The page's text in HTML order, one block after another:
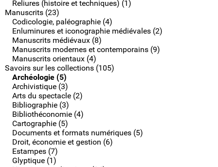
Reliures (histoire et techniques) (1)
Manuscrits (23)
Codicologie, paléographie (4)
Enluminures et iconographie médiévales (2)
Manuscrits médiévaux (8)
Manuscrits modernes et contemporains (9)
Manuscrits orientaux (4)
Savoirs sur les collections (105)
Archéologie (5)
Archivistique (3)
Arts du spectacle (2)
Bibliographie (3)
Bibliothéconomie (4)
Cartographie (5)
Documents et formats numériques (5)
Droit, économie et gestion (6)
Estampes (7)
Glyptique (1)